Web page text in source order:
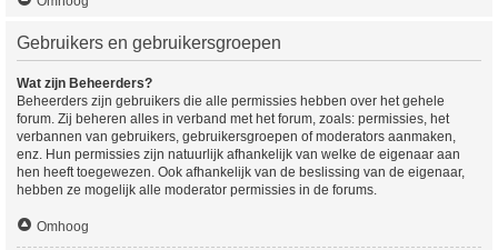
Gebruikers en gebruikersgroepen
Wat zijn Beheerders?
Beheerders zijn gebruikers die alle permissies hebben over het gehele
forum. Zij beheren alles in verband met het forum, zoals: permissies, het
verbannen van gebruikers, gebruikersgroepen of moderators aanmaken,
enz. Hun permissies zijn natuurlijk afhankelijk van welke de eigenaar aan
hen heeft toegewezen. Ook afhankelijk van de beslissing van de eigenaar,
hebben ze mogelijk alle moderator permissies in de forums.
Omhoog